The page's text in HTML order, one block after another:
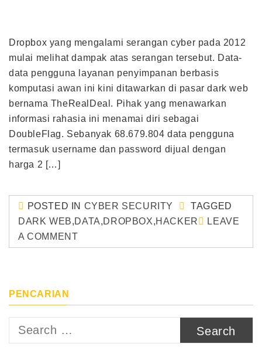
Dropbox yang mengalami serangan cyber pada 2012
mulai melihat dampak atas serangan tersebut. Data-
data pengguna layanan penyimpanan berbasis
komputasi awan ini kini ditawarkan di pasar dark web
bernama TheRealDeal. Pihak yang menawarkan
informasi rahasia ini menamai diri sebagai
DoubleFlag. Sebanyak 68.679.804 data pengguna
termasuk username dan password dijual dengan
harga 2 […]
POSTED IN CYBER SECURITY
TAGGED
DARK WEB,DATA,DROPBOX,HACKER
LEAVE
A COMMENT
PENCARIAN
Search